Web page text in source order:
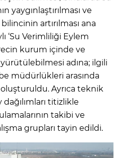
yaygınlaştırılması ve
artırılması ana
‘Su Verimliliği Eylem
kurum içinde ve
adına; ilgili
müdürlükleri arasında
Ayrıca teknik
titizlikle
takibi ve
grupları tayin edildi.